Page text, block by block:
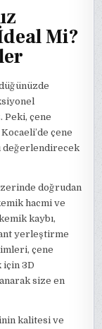
Mi?
Peki, çene
çene
değerlendirecek
doğrudan
hacmi ve
kaybı,
yerleştirme
çene
için 3D
size en
kalitesi ve